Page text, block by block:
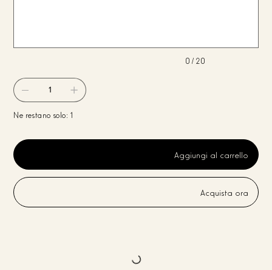
0 / 20
Ne restano solo: 1
Aggiungi al carrello
Acquista ora